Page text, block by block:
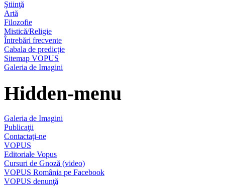
Ştiinţă
Artă
Filozofie
Mistică/Religie
Întrebări frecvente
Cabala de predicţie
Sitemap VOPUS
Galeria de Imagini
Hidden-menu
Galeria de Imagini
Publicaţii
Contactaţi-ne
VOPUS
Editoriale Vopus
Cursuri de Gnoză (video)
VOPUS România pe Facebook
VOPUS denunţă